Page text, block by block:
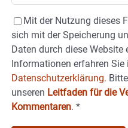
Mit der Nutzung dieses
sich mit der Speicherung
Daten durch diese Website
Informationen erfahren Sie
Datenschutzerklärung.
unseren Leitfaden für die
Kommentaren. *